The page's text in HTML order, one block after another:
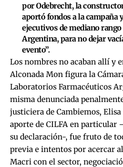
por Odebrecht, la
aportó fondos a la campaña
ejecutivos de mediano
Argentina, para no dejar
evento”.
Los nombres no acaban allí y
Alconada Mon figura la
Laboratorios Farmacéuticos
misma denunciada
justiciera de Cambiemos, Elisa
aporte de CILFA en particular
su declaración-, fue fruto de
previa e intentos por acercar
Macri con el sector,